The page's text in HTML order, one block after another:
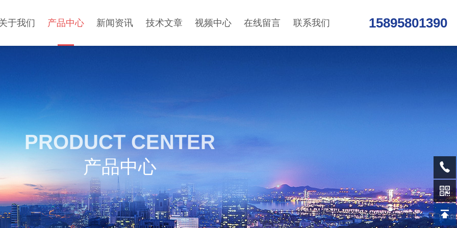
于我们 产品中心 新闻资讯 技术文章 视频中心 在线留言 联系我们 15895801390
PRODUCT CENTER
产品中心